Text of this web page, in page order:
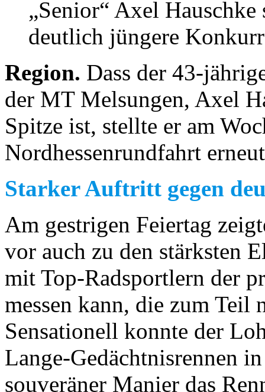
„Senior“ Axel Hauschke
deutlich jüngere
Region. Dass der 43-
der MT Melsungen, Axel
Spitze ist, stellte er am
Nordhessenrundfahrt
Starker Auftritt gegen
Am gestrigen Feiertag
vor auch zu den stärksten
mit Top-Radsportlern der
messen kann, die zum Teil
Sensationell konnte der
Lange-Gedächtnisrennen
souveräner Manier das